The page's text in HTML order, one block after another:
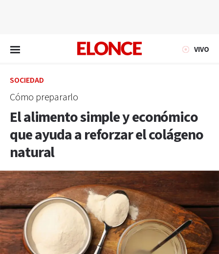
VIVO
SOCIEDAD
Cómo prepararlo
El alimento simple y económico
que ayuda a reforzar el colágeno
natural